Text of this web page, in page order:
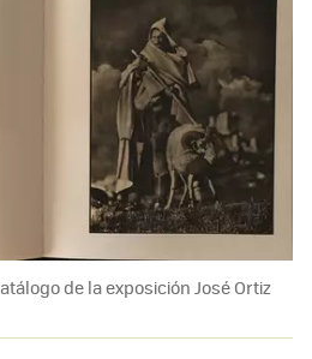
de la exposición José Ortiz